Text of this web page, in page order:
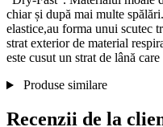
chiar și după mai multe
elastice,au forma unui scutec
strat exterior de material
este cusut un strat de lână
Produse similare
Recenzii de la